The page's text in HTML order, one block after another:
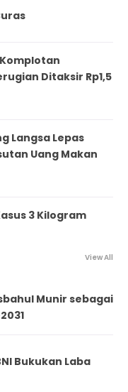
Ditaksir Rp1,5
Langsa Lepas
Uang Makan
3 Kilogram
View All
Munir sebagai
Bukukan Laba